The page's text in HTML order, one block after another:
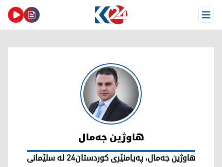
Open Menu
هاوژین جەمال
هاوژین جەمال
هاوژین جەمال، پەیامنێری کوردستان24 لە سلێمانی